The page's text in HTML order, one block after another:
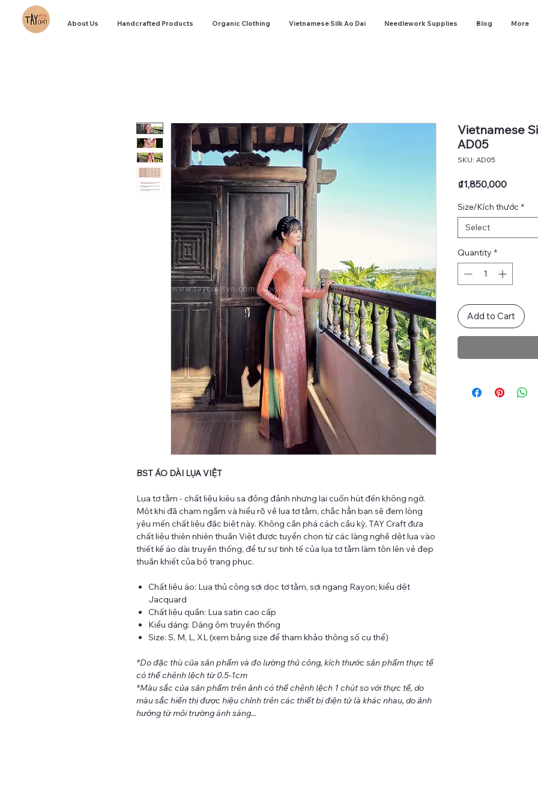
About Us Handcrafted Products Organic Clothing Vietnamese Silk Ao Dai Needlework Supplies Blog More
BST ÁO DÀI LỤA VIỆT
Lụa tơ tằm - chất liệu kiêu sa đỏng đảnh nhưng lại cuốn hút đến không ngờ.
Một khi đã chạm ngắm và hiểu rõ về lụa tơ tằm, chắc hẳn bạn sẽ đem lòng
yêu mến chất liệu đặc biệt này. Không cần phá cách cầu kỳ, TAY Craft đưa
chất liệu thiên nhiên thuần Việt được tuyển chọn từ các làng nghề dệt lụa vào
thiết kế áo dài truyền thống, để tự sự tinh tế của lụa tơ tằm làm tôn lên vẻ đẹp
thuần khiết của bộ trang phục.
Chất liệu áo: Lụa thủ công sợi dọc tơ tằm, sợi ngang Rayon; kiểu dệt
Jacquard
Chất liệu quần: Lụa satin cao cấp
Kiểu dáng: Dáng ôm truyền thống
Size: S, M, L, XL (xem bảng size để tham khảo thông số cụ thể)
*Do đặc thù của sản phẩm và đo lường thủ công, kích thước sản phẩm thực tế
có thể chênh lệch từ 0.5-1cm
*Màu sắc của sản phẩm trên ảnh có thể chênh lệch 1 chút so với thực tế, do
màu sắc hiển thị được hiệu chỉnh trên các thiết bị điện tử là khác nhau, do ảnh
hưởng từ môi trường ánh sáng...
Vietnamese
AD05
SKU: AD05
₫1,850,000Price
Size/Kích thước *
Select
Quantity *
Add to Cart